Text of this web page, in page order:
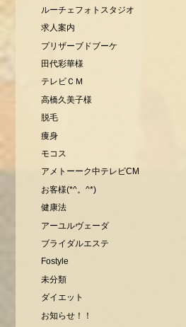
ルーチェフォトスタジオ
求人案内
プリザーブドブーケ
田代彩華様
テレビＣＭ
高橋久美子様
脱毛
痩身
モコス
アメトーーク中テレビCM
お客様(*^。^*)
健康法
アーユルヴェーダ
ブライダルエステ
Fostyle
未分類
ダイエット
お知らせ！！